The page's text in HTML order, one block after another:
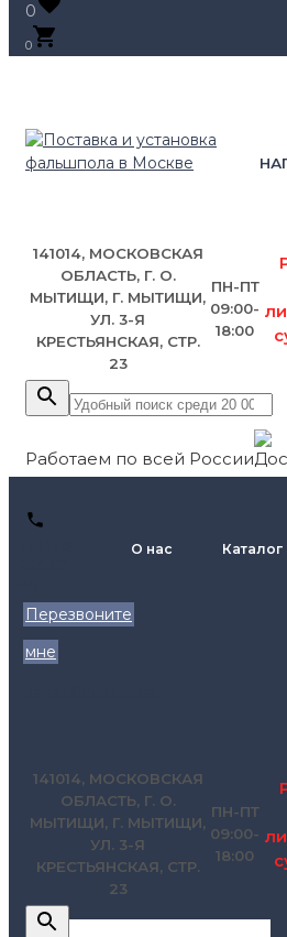
0
0
141014, МОСКОВСКАЯ
ОБЛАСТЬ, Г. О.
МЫТИЩИ, Г. МЫТИЩИ,
УЛ. 3-Я
КРЕСТЬЯНСКАЯ, СТР.
23
ПН-ПТ
09:00-
18:00
Работаем по всей России
Перезвоните
мне
О нас Каталог
141014, МОСКОВСКАЯ
ОБЛАСТЬ, Г. О.
МЫТИЩИ, Г. МЫТИЩИ,
УЛ. 3-Я
КРЕСТЬЯНСКАЯ, СТР.
23
ПН-ПТ
09:00-
18:00